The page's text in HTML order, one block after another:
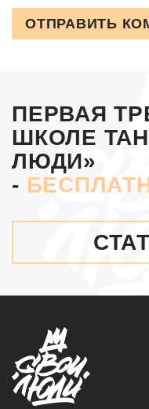
ОТПРАВИТЬ
ПЕРВАЯ
ШКОЛЕ
ЛЮДИ»
-